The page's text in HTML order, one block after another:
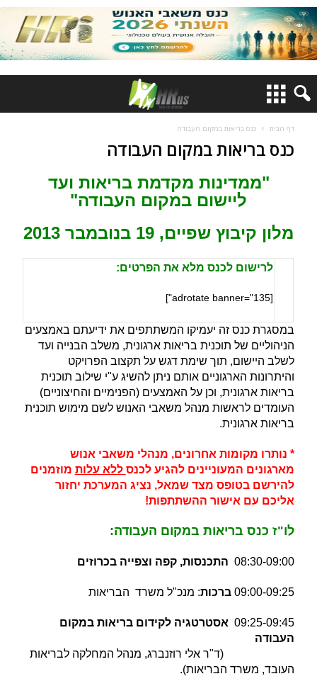
דף הבית כנס בריאות במקום העבודה
כנס בריאות במקום העבודה
"ממדינות מקדמת בריאות ועד
ליישום במקום העבודה"
מלון קיבוץ שפיים, 19 בנובמבר 2013
לרישום לכנס מלא את הפרטים:
[adrotate banner="135"]
במסגרת כנס זה יעמיקו המשתתפים את ידיעתם באמצעים
הניהוליים של תוכנית בריאות ארגונית, משלב הבנייה ועד
לשלב היישום, תוך שימת דגש על תקצוב הפרויקט
והיתרונות הארגוניים אותם ניתן להשיג ע"י שילוב תוכנית
בריאות ארגונית, וכן על האמצעים (הפנימיים והחיצוניים)
העומדים לראשות מנהל משאבי האנוש לשם מימוש תוכנית
בריאות ארגונית.
* נותרו מקומות אחרונים, מנהלי משאבי אנוש
מארגונים המעוניינים להגיע לכנס ללא עלות מוזמנים
להירשם בטופס מצד שמאל, נציג המערכת יחזור
אליכם עם אישור ההשתתפות!
לו"ז כנס בריאות במקום העבודה:
08:30-09:00 התכנסות, קפה וצפייה בכרוזים
09:00-09:25 ברכות: מנכ"ל משרד הבריאות
09:25-09:45 אסטרטגיה לקידום בריאות במקום
העבודה
(ד"ר אלי רוזנברג, מנהל המחלקהלבריאות
העובד, משרד הבריאות).